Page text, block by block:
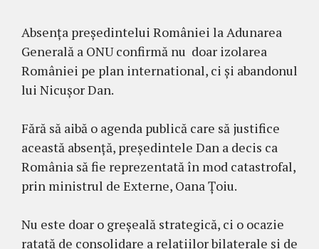
Absența președintelui României la Adunarea
Generală a ONU confirmă nu doar izolarea
României pe plan international, ci și abandonul
lui Nicușor Dan.
Fără să aibă o agenda publică care să justifice
această absență, președintele Dan a decis ca
România să fie reprezentată în mod catastrofal,
prin ministrul de Externe, Oana Țoiu.
Nu este doar o greșeală strategică, ci o ocazie
ratată de consolidare a relațiilor bilaterale și de